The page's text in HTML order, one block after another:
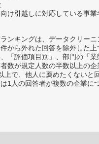
け引越しに対応している事業
ンキングは、データクリー
から外れた回答を除外した上
「評価項目別」、部門の「
数が規定人数の半数以上の企
で、他人に薦めたくないと
1人の回答者が複数の企業に